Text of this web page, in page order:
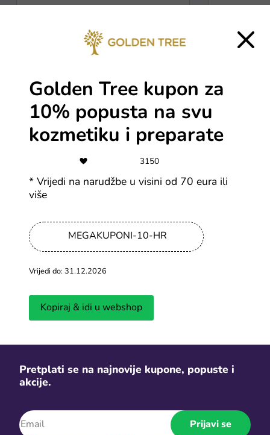
Vidi više
Stiže li nova poštanska naknada na
pakete van EU?
Objavljeno 04.07.2026
Sezonske rasprodaje
Vidi više
Golden Tree kupon za
10% popusta na svu
kozmetiku i preparate
3150
* Vrijedi na narudžbe u visini od 70 eura ili
više
MEGAKUPONI-10-HR
Vrijedi do: 31.12.2026
Kopiraj & idi u webshop
Pretplati se na najnovije kupone, popuste i
akcije.
Prijavi se